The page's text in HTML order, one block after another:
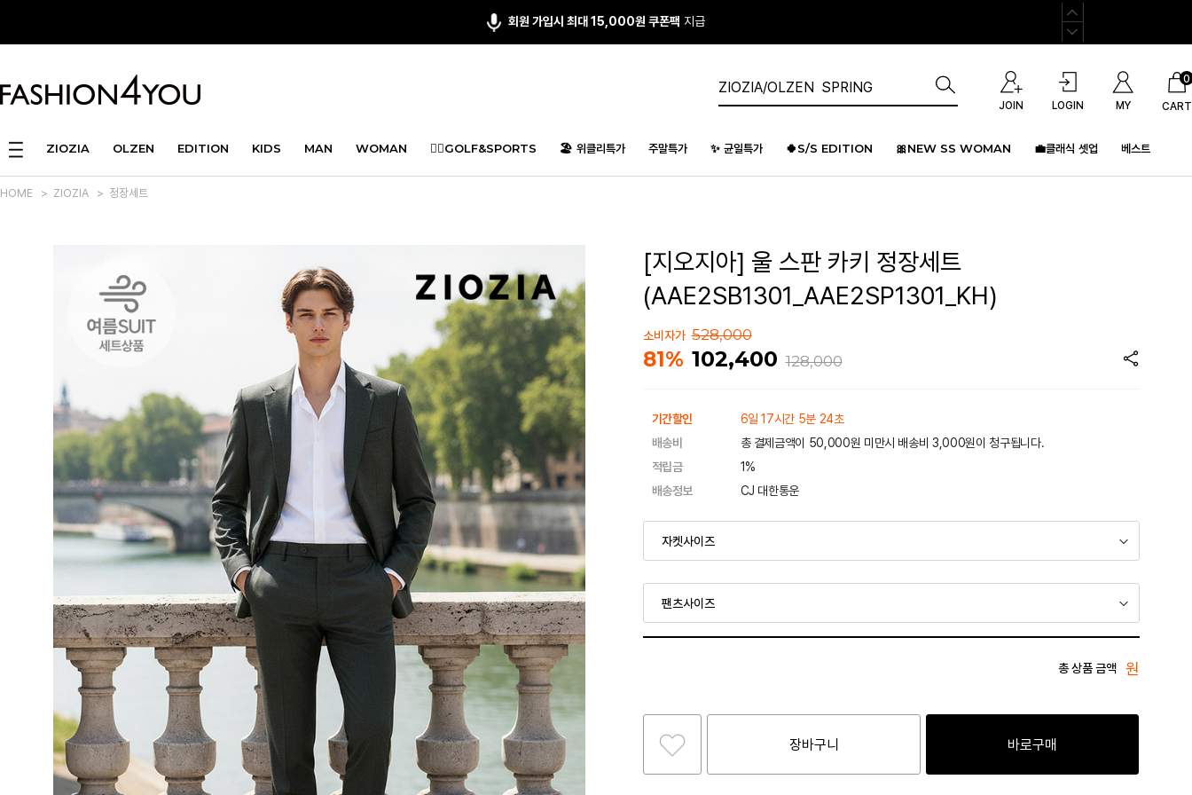
회원 가입시 최대 15,000원 쿠폰팩 지급
JOIN LOGIN MY CART
0
ZIOZIA OLZEN EDITION KIDS MAN WOMAN 🏌️‍♂️GOLF&SPORTS 🏖️ 위클리특가 주말특가 ✨ 균일특가 🍀S/S EDITION 🎀NEW SS WOMAN 💼클래식 셋업 베스트
HOME > ZIOZIA > 정장세트
[지오지아] 울 스판 카키 정장세트
(AAE2SB1301_AAE2SP1301_KH)
소비자가 528,000
81% 102,400 128,000
기간할인
6일 17시간 5분 24초
배송비
총 결제금액이 50,000원 미만시 배송비 3,000원이 청구됩니다.
적립금
1%
배송정보
CJ 대한통운
총 상품 금액 원
장바구니 바로구매